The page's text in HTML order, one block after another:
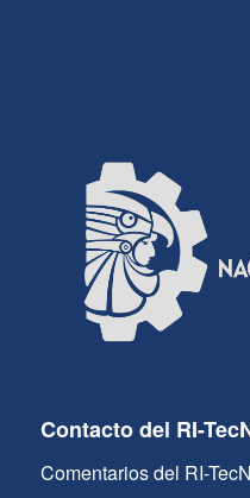
Contacto del RI-
Comentarios del RI-